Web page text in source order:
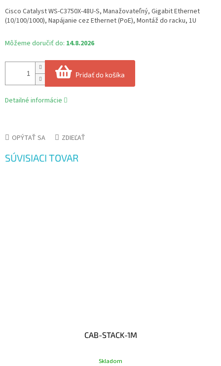
cena:
Môžeme doručiť do: 14.8.2026
Pridať do košíka
Cisco Catalyst WS-C3750X-48U-S, Manažovateľný, Gigabit Ethernet
(10/100/1000), Napájanie cez Ethernet (PoE), Montáž do racku, 1U
Detailné informácie
OPÝTAŤ SA ZDIEĽAŤ
SÚVISIACI TOVAR
CAB-STACK-1M
Skladom